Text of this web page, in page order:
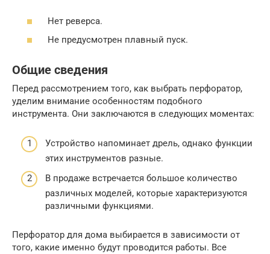
Нет реверса.
Не предусмотрен плавный пуск.
Общие сведения
Перед рассмотрением того, как выбрать перфоратор,
уделим внимание особенностям подобного
инструмента. Они заключаются в следующих моментах:
Устройство напоминает дрель, однако функции
этих инструментов разные.
В продаже встречается большое количество
различных моделей, которые характеризуются
различными функциями.
Перфоратор для дома выбирается в зависимости от
того, какие именно будут проводится работы. Все